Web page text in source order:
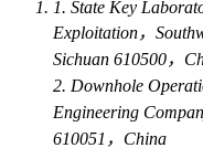
1. State Key
Exploitation，
Sichuan 610500，
2. Downhole
Engineering
610051，China